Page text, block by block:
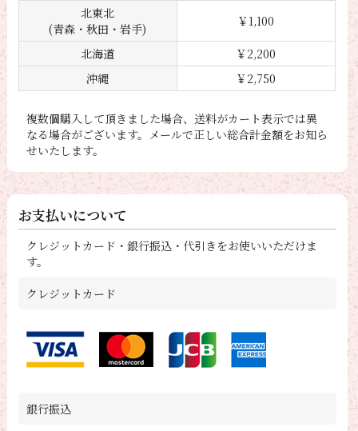
北東北
(青森・秋田・岩手)
￥1,100
北海道
￥2,200
沖縄
￥2,750
複数個購入して頂きました場合、送料がカート表示では異
なる場合がございます。メールで正しい総合計金額をお知ら
せいたします。
お支払いについて
クレジットカード・銀行振込・代引きをお使いいただけま
す。
クレジットカード
銀行振込